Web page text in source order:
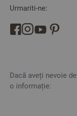
Urmariti-ne:
Dacă aveți nevoie de
o informație: